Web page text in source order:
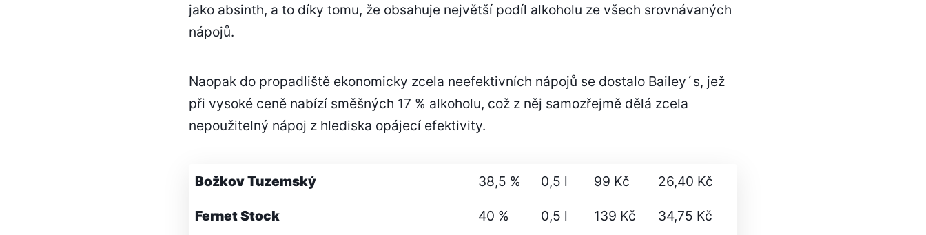
jako absinth, a to díky tomu, že obsahuje největší podíl alkoholu ze všech srovnávaných
nápojů.
Naopak do propadliště ekonomicky zcela neefektivních nápojů se dostalo Bailey´s, jež
při vysoké ceně nabízí směšných 17 % alkoholu, což z něj samozřejmě dělá zcela
nepoužitelný nápoj z hlediska opájecí efektivity.
Božkov Tuzemský 38,5 % 0,5 l 99 Kč 26,40 Kč
Fernet Stock 40 % 0,5 l 139 Kč 34,75 Kč